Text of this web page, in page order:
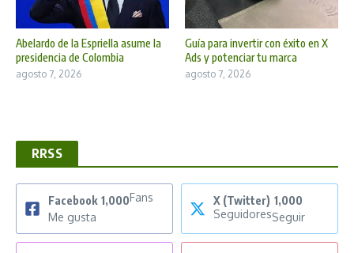
Abelardo de la Espriella asume la
presidencia de Colombia
agosto 7, 2026
Guía para invertir con éxito en X
Ads y potenciar tu marca
agosto 7, 2026
RRSS
Facebook 1,000Fans
Me gusta
X (Twitter) 1,000
SeguidoresSeguir